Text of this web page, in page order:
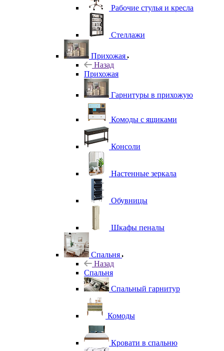
Рабочие стулья и кресла
Стеллажи
Прихожая
Назад
Прихожая
Гарнитуры в прихожую
Комоды с ящиками
Консоли
Настенные зеркала
Обувницы
Шкафы пеналы
Спальня
Назад
Спальня
Спальный гарнитур
Комоды
Кровати в спальню